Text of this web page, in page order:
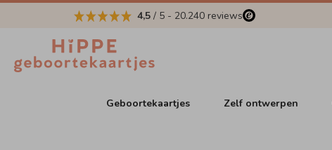
4,5 / 5 - 20.240 reviews
Geboortekaartjes Zelf ontwerpen